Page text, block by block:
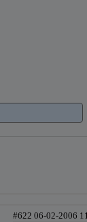
#622 06-02-2006